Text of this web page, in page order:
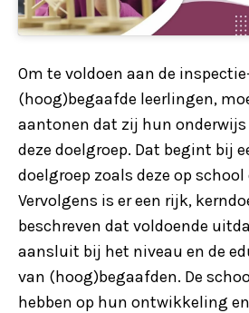
Om te voldoen aan de
(hoog)begaafde leerlingen,
aantonen dat zij hun
deze doelgroep. Dat begint bij
doelgroep zoals deze op
Vervolgens is er een rijk,
beschreven dat voldoende
aansluit bij het niveau en de
van (hoog)begaafden. De
hebben op hun ontwikkeling